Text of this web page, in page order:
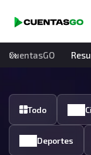
CuentasGO
Todo
Deportes